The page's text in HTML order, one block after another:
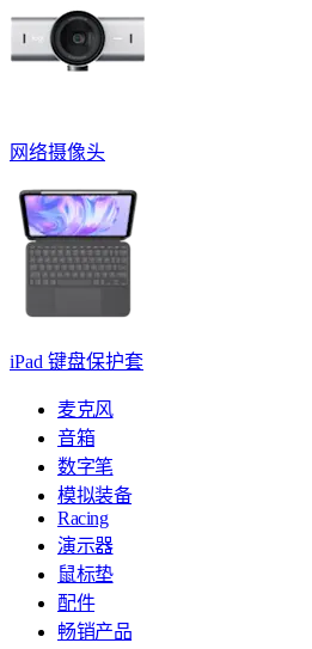
网络摄像头
iPad 键盘保护套
麦克风
音箱
数字笔
模拟装备
Racing
演示器
鼠标垫
配件
畅销产品